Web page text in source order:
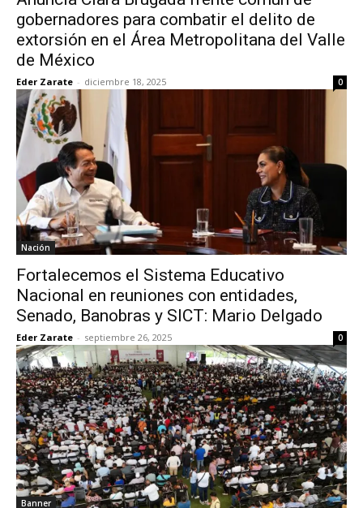
gobernadores para combatir el delito de
extorsión en el Área Metropolitana del Valle
de México
Eder Zarate - diciembre 18, 2025 0
Nación
Fortalecemos el Sistema Educativo
Nacional en reuniones con entidades,
Senado, Banobras y SICT: Mario Delgado
Eder Zarate - septiembre 26, 2025 0
Banner